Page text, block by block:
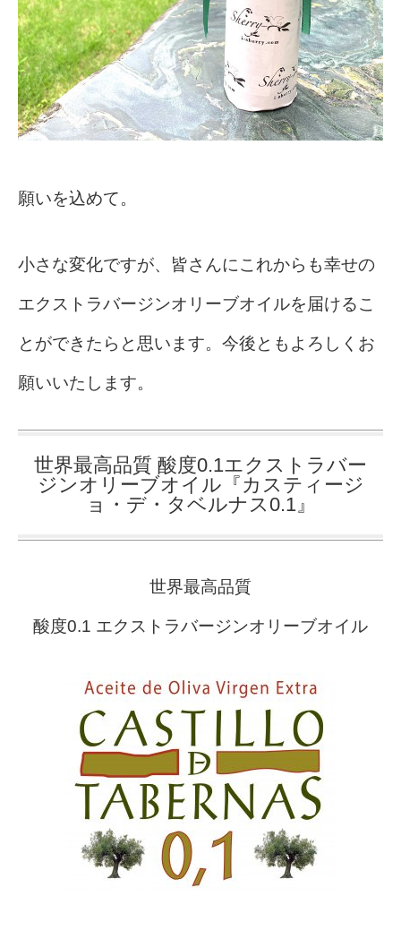
願いを込めて。
小さな変化ですが、皆さんにこれからも幸せの
エクストラバージンオリーブオイルを届けるこ
とができたらと思います。 今後ともよろしくお
願いいたします。
世界最高品質 酸度0.1エクストラバー
ジンオリーブオイル『カスティージ
ョ・デ・タベルナス0.1』
世界最高品質
酸度0.1 エクストラバージンオリーブオイル